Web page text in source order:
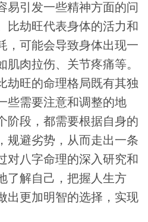
易引发一些精神方面的问
比劫旺代表身体的活力和
，可能会导致身体出现一
肉拉伤、关节疼痛等。
劫旺的命理格局既有其独
些需要注意和调整的地
阶段，都需要根据自身的
规避劣势，从而走出一条
对八字命理的深入研究和
了解自己，把握人生方
出更加明智的选择，实现